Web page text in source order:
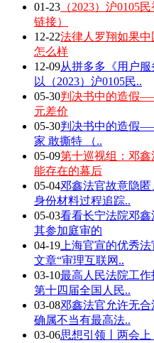
01-23 （2023）沪0105
链接）
12-22法律人罗翔如果
怎么样
12-09从拼多多《用户
以（2023）沪0105民..
05-30判决书中的造假
元差价
05-30判决书中的造假
家 敢撕特 （..
05-09第十巡视组：邓
能存在的幕后
05-04邓鑫法官故意隐
身份材料过程追踪..
05-03看看长宁法院邓
其参加庭审的
04-19 上海官宣的优秀
文章“审理互联网..
03-10最高人民法院工
第十四届全国人民..
03-08邓鑫法官允许无
确属不当有最高法..
03-06思想引领丨两会